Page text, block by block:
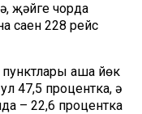
җәйге чорда
саен 228 рейс
аша йөк
47,5 процентка, ә
– 22,6 процентка